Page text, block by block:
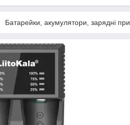
Батарейки, акумулятори, зарядні